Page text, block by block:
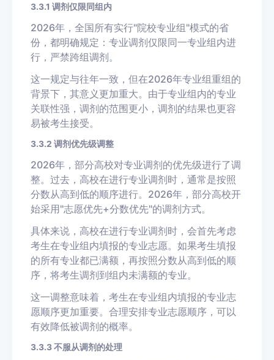
3.3.1 调剂仅限同组内
2026年，全国所有实行"院校专业组"模式的省
份，都明确规定：专业调剂仅限同一专业组内进
行，严禁跨组调剂。
这一规定与往年一致，但在2026年专业组重组的
背景下，其意义更加重大。由于专业组内的专业
关联性强，调剂的范围更小，调剂的结果也更容
易被考生接受。
3.3.2 调剂优先级调整
2026年，部分高校对专业调剂的优先级进行了调
整。过去，高校在进行专业调剂时，通常是按照
分数从高到低的顺序进行。2026年，部分高校开
始采用"志愿优先+分数优先"的调剂方式。
具体来说，高校在进行专业调剂时，会首先考虑
考生在专业组内填报的专业志愿。如果考生填报
的所有专业都已满额，再按照分数从高到低的顺
序，将考生调剂到组内未满额的专业。
这一调整意味着，考生在专业组内填报的专业志
愿顺序更加重要。合理安排专业志愿顺序，可以
有效降低被调剂的概率。
3.3.3 不服从调剂的处理